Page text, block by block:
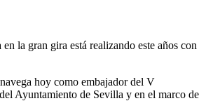
la gran gira está realizando este años con
hoy como embajador del V
Ayuntamiento de Sevilla y en el marco de